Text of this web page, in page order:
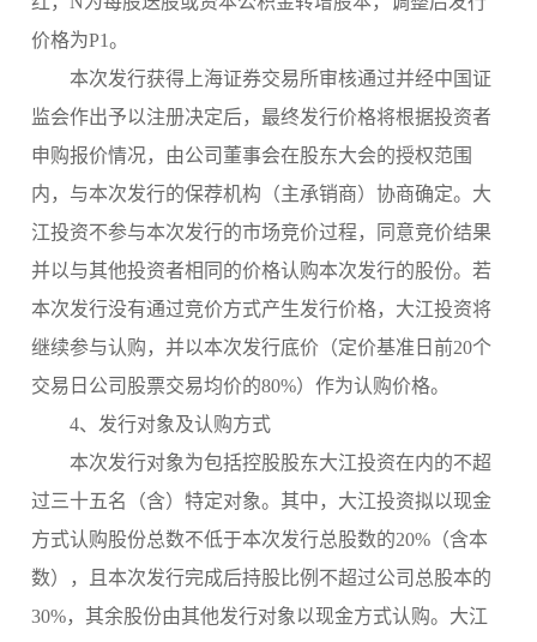
价格为P1。
本次发行获得上海证券交易所审核通过并经中国证
监会作出予以注册决定后，最终发行价格将根据投资者
申购报价情况，由公司董事会在股东大会的授权范围
内，与本次发行的保荐机构（主承销商）协商确定。大
江投资不参与本次发行的市场竞价过程，同意竞价结果
并以与其他投资者相同的价格认购本次发行的股份。若
本次发行没有通过竞价方式产生发行价格，大江投资将
继续参与认购，并以本次发行底价（定价基准日前20个
交易日公司股票交易均价的80%）作为认购价格。
4、发行对象及认购方式
本次发行对象为包括控股股东大江投资在内的不超
过三十五名（含）特定对象。其中，大江投资拟以现金
方式认购股份总数不低于本次发行总股数的20%（含本
数），且本次发行完成后持股比例不超过公司总股本的
30%，其余股份由其他发行对象以现金方式认购。大江